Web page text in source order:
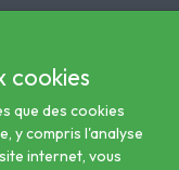
Homéopathie
cookies
que des cookies
y compris l'analyse
internet, vous